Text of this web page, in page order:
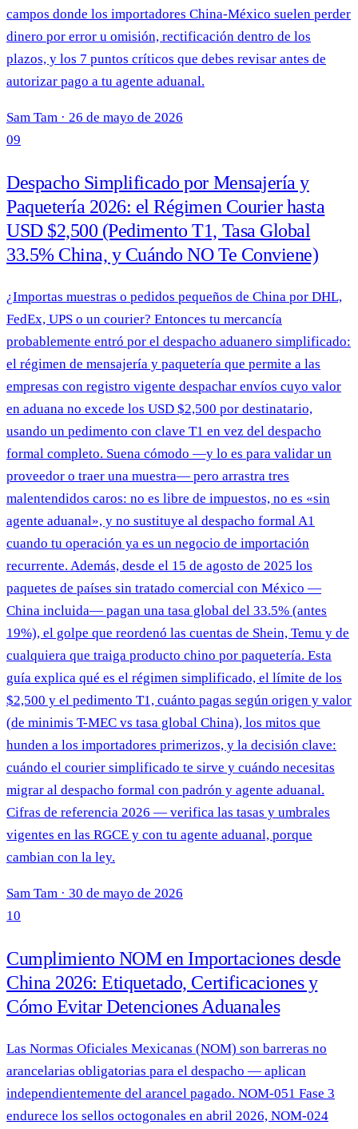
campos donde los importadores China-México suelen perder
dinero por error u omisión, rectificación dentro de los
plazos, y los 7 puntos críticos que debes revisar antes de
autorizar pago a tu agente aduanal.
Sam Tam · 26 de mayo de 2026
09
Despacho Simplificado por Mensajería y
Paquetería 2026: el Régimen Courier hasta
USD $2,500 (Pedimento T1, Tasa Global
33.5% China, y Cuándo NO Te Conviene)
¿Importas muestras o pedidos pequeños de China por DHL,
FedEx, UPS o un courier? Entonces tu mercancía
probablemente entró por el despacho aduanero simplificado:
el régimen de mensajería y paquetería que permite a las
empresas con registro vigente despachar envíos cuyo valor
en aduana no excede los USD $2,500 por destinatario,
usando un pedimento con clave T1 en vez del despacho
formal completo. Suena cómodo —y lo es para validar un
proveedor o traer una muestra— pero arrastra tres
malentendidos caros: no es libre de impuestos, no es «sin
agente aduanal», y no sustituye al despacho formal A1
cuando tu operación ya es un negocio de importación
recurrente. Además, desde el 15 de agosto de 2025 los
paquetes de países sin tratado comercial con México —
China incluida— pagan una tasa global del 33.5% (antes
19%), el golpe que reordenó las cuentas de Shein, Temu y de
cualquiera que traiga producto chino por paquetería. Esta
guía explica qué es el régimen simplificado, el límite de los
$2,500 y el pedimento T1, cuánto pagas según origen y valor
(de minimis T-MEC vs tasa global China), los mitos que
hunden a los importadores primerizos, y la decisión clave:
cuándo el courier simplificado te sirve y cuándo necesitas
migrar al despacho formal con padrón y agente aduanal.
Cifras de referencia 2026 — verifica las tasas y umbrales
vigentes en las RGCE y con tu agente aduanal, porque
cambian con la ley.
Sam Tam · 30 de mayo de 2026
10
Cumplimiento NOM en Importaciones desde
China 2026: Etiquetado, Certificaciones y
Cómo Evitar Detenciones Aduanales
Las Normas Oficiales Mexicanas (NOM) son barreras no
arancelarias obligatorias para el despacho — aplican
independientemente del arancel pagado. NOM-051 Fase 3
endurece los sellos octogonales en abril 2026, NOM-024